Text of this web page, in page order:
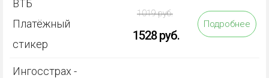
ВТБ
Платёжный
стикер
1019 руб.
1528 руб.
Подробнее
Ингосстрах -